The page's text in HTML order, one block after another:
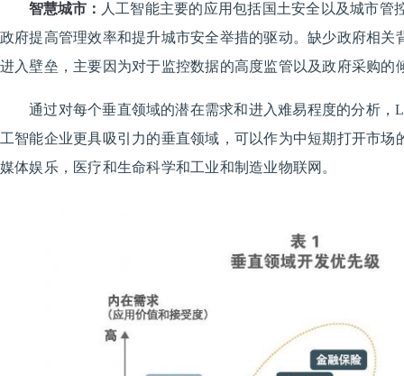
智慧城市： 人工智能主要的应用包括国土安全以及城市管
政府提高管理效率和提升城市安全举措的驱动。缺少政府相关
进入壁垒，主要因为对于监控数据的高度监管以及政府采购的
通过对每个垂直领域的潜在需求和进入难易程度的分析，
工智能企业更具吸引力的垂直领域，可以作为中短期打开市场
媒体娱乐，医疗和生命科学和工业和制造业物联网。